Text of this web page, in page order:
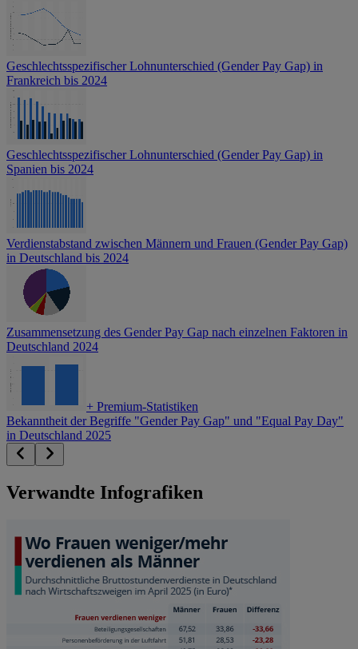
Geschlechtsspezifischer Lohnunterschied (Gender Pay Gap) in
Frankreich bis 2024
Geschlechtsspezifischer Lohnunterschied (Gender Pay Gap) in
Spanien bis 2024
Verdienstabstand zwischen Männern und Frauen (Gender Pay Gap)
in Deutschland bis 2024
Zusammensetzung des Gender Pay Gap nach einzelnen Faktoren in
Deutschland 2024
+ Premium-Statistiken
Bekanntheit der Begriffe "Gender Pay Gap" und "Equal Pay Day"
in Deutschland 2025
Verwandte Infografiken